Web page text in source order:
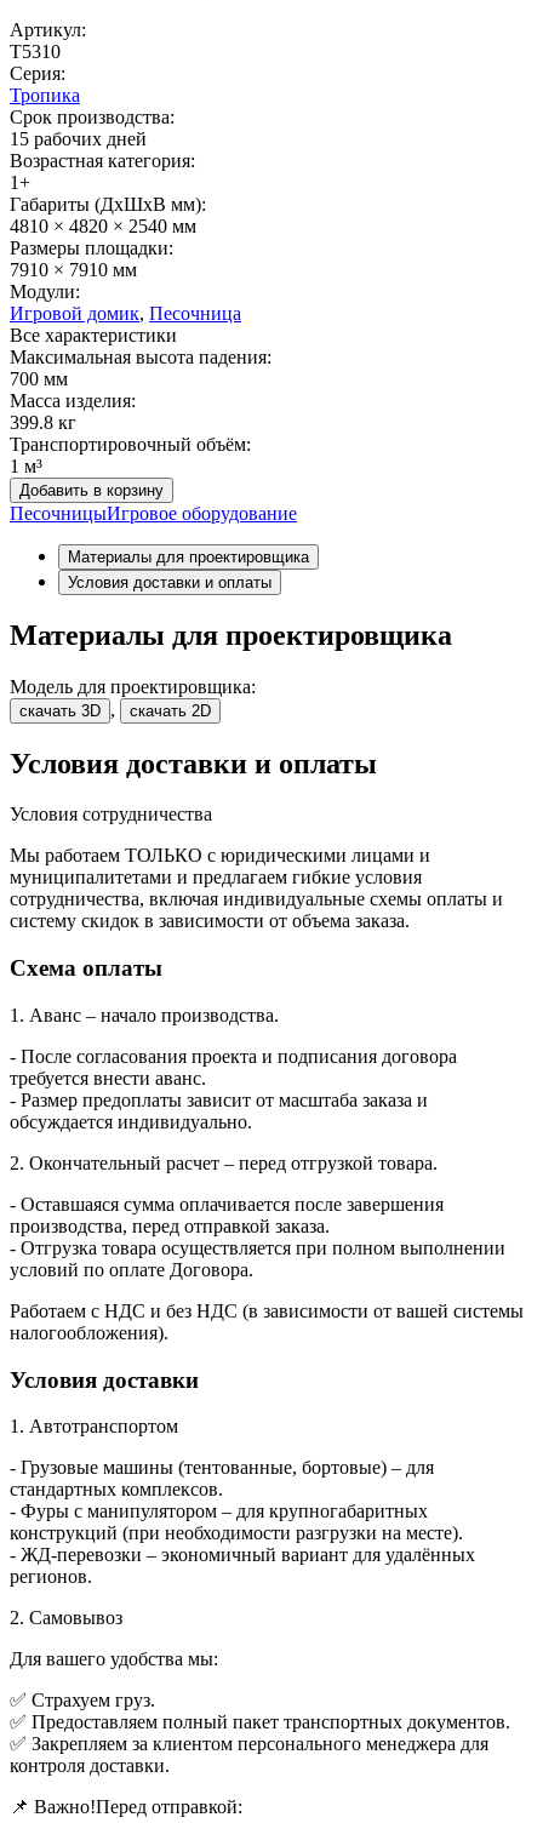
Артикул:
T5310
Серия:
Тропика
Срок производства:
15 рабочих дней
Возрастная категория:
1+
Габариты (ДхШxВ мм):
4810 × 4820 × 2540 мм
Размеры площадки:
7910 × 7910 мм
Модули:
Игровой домик, Песочница
Все характеристики
Максимальная высота падения:
700 мм
Масса изделия:
399.8 кг
Транспортировочный объём:
1 м³
Добавить в корзину
ПесочницыИгровое оборудование
Материалы для проектировщика
Условия доставки и оплаты
Материалы для проектировщика
Модель для проектировщика:
скачать 3D , скачать 2D
Условия доставки и оплаты
Условия сотрудничества
Мы работаем ТОЛЬКО с юридическими лицами и
муниципалитетами и предлагаем гибкие условия
сотрудничества, включая индивидуальные схемы оплаты и
систему скидок в зависимости от объема заказа.
Схема оплаты
1. Аванс – начало производства.
- После согласования проекта и подписания договора
требуется внести аванс.
- Размер предоплаты зависит от масштаба заказа и
обсуждается индивидуально.
2. Окончательный расчет – перед отгрузкой товара.
- Оставшаяся сумма оплачивается после завершения
производства, перед отправкой заказа.
- Отгрузка товара осуществляется при полном выполнении
условий по оплате Договора.
Работаем с НДС и без НДС (в зависимости от вашей системы
налогообложения).
Условия доставки
1. Автотранспортом
- Грузовые машины (тентованные, бортовые) – для
стандартных комплексов.
- Фуры с манипулятором – для крупногабаритных
конструкций (при необходимости разгрузки на месте).
- ЖД-перевозки – экономичный вариант для удалённых
регионов.
2. Самовывоз
Для вашего удобства мы:
✅ Страхуем груз.
✅ Предоставляем полный пакет транспортных документов.
✅ Закрепляем за клиентом персонального менеджера для
контроля доставки.
📌 Важно!Перед отправкой: